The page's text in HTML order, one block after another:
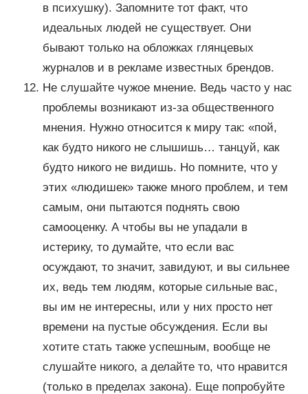
в психушку). Запомните тот факт, что
идеальных людей не существует. Они
бывают только на обложках глянцевых
журналов и в рекламе известных брендов.
Не слушайте чужое мнение. Ведь часто у нас
проблемы возникают из-за общественного
мнения. Нужно относится к миру так: «пой,
как будто никого не слышишь… танцуй, как
будто никого не видишь. Но помните, что у
этих «людишек» также много проблем, и тем
самым, они пытаются поднять свою
самооценку. А чтобы вы не упадали в
истерику, то думайте, что если вас
осуждают, то значит, завидуют, и вы сильнее
их, ведь тем людям, которые сильные вас,
вы им не интересны, или у них просто нет
времени на пустые обсуждения. Если вы
хотите стать также успешным, вообще не
слушайте никого, а делайте то, что нравится
(только в пределах закона). Еще попробуйте